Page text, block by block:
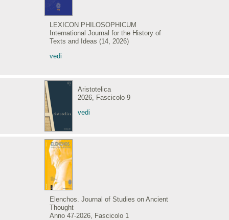
LEXICON PHILOSOPHICUM
International Journal for the History of
Texts and Ideas (14, 2026)
vedi
Aristotelica
2026, Fascicolo 9
vedi
Elenchos. Journal of Studies on Ancient
Thought
Anno 47-2026, Fascicolo 1